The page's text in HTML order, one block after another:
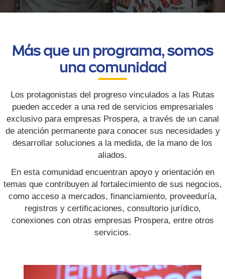
Más que un programa, somos
una comunidad
Los protagonistas del progreso vinculados a las Rutas
pueden acceder a una red de servicios empresariales
exclusivo para empresas Prospera, a través de un canal
de atención permanente para conocer sus necesidades y
desarrollar soluciones a la medida, de la mano de los
aliados.
En esta comunidad encuentran apoyo y orientación en
temas que contribuyen al fortalecimiento de sus negocios,
como acceso a mercados, financiamiento, proveeduría,
registros y certificaciones, consultorio jurídico,
conexiones con otras empresas Prospera, entre otros
servicios.